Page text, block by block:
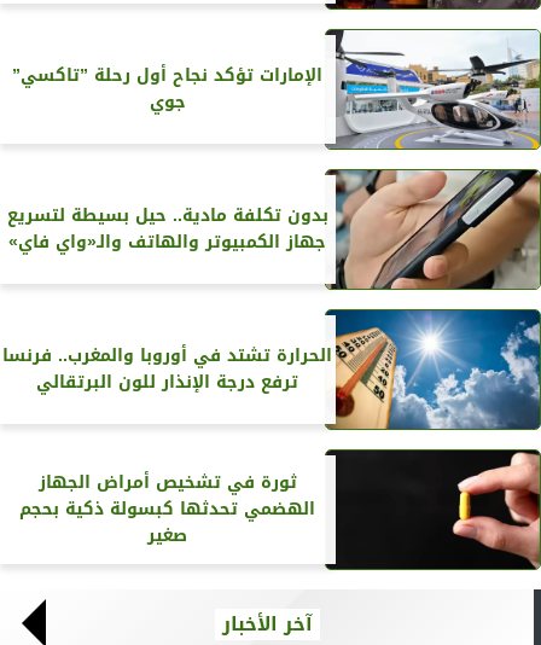
الإمارات تؤكد نجاح أول رحلة ”تاكسي”
جوي
بدون تكلفة مادية.. حيل بسيطة لتسريع
جهاز الكمبيوتر والهاتف والـ«واي فاي»
الحرارة تشتد في أوروبا والمغرب.. فرنسا
ترفع درجة الإنذار للون البرتقالي
ثورة في تشخيص أمراض الجهاز
الهضمي تحدثها كبسولة ذكية بحجم
صغير
آخر الأخبار